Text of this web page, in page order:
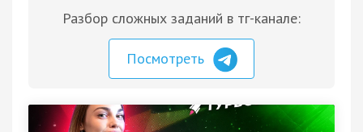
Разбор сложных заданий в тг-канале:
Посмотреть